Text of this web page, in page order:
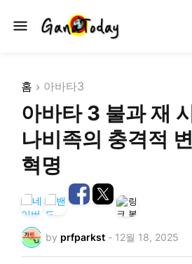
홈 아바타3
아바타 3 불과 재
나비족의 충격적
혁명
by prfparkst - 12월 18, 2025